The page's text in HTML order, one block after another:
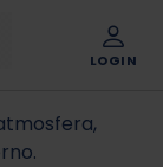
LOGIN